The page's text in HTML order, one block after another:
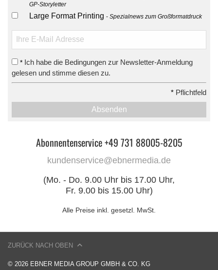
GP-Storyletter
Large Format Printing Spezialnews zum Großformatdruck
* Ich habe die Bedingungen zur Newsletter-Anmeldung
gelesen und stimme diesen zu.
* Pflichtfeld
Absenden
Abonnentenservice +49 731 88005-8205
kundenservice@ebnermedia.de
(Mo. - Do. 9.00 Uhr bis 17.00 Uhr,
Fr. 9.00 bis 15.00 Uhr)
Alle Preise inkl. gesetzl. MwSt.
© 2026 EBNER MEDIA GROUP GMBH & CO. KG
ZURÜCK NACH OBEN